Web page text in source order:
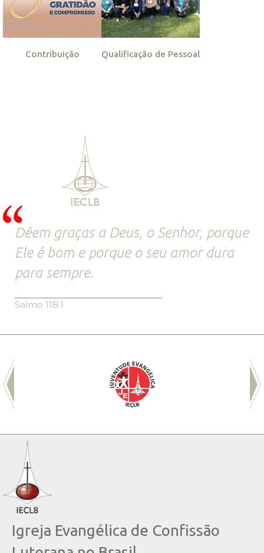
Contribuição Qualificação de Pessoal
Dêem graças a Deus, o Senhor, porque
Ele é bom e porque o seu amor dura
para sempre.
Salmo 118.1
Igreja Evangélica de Confissão